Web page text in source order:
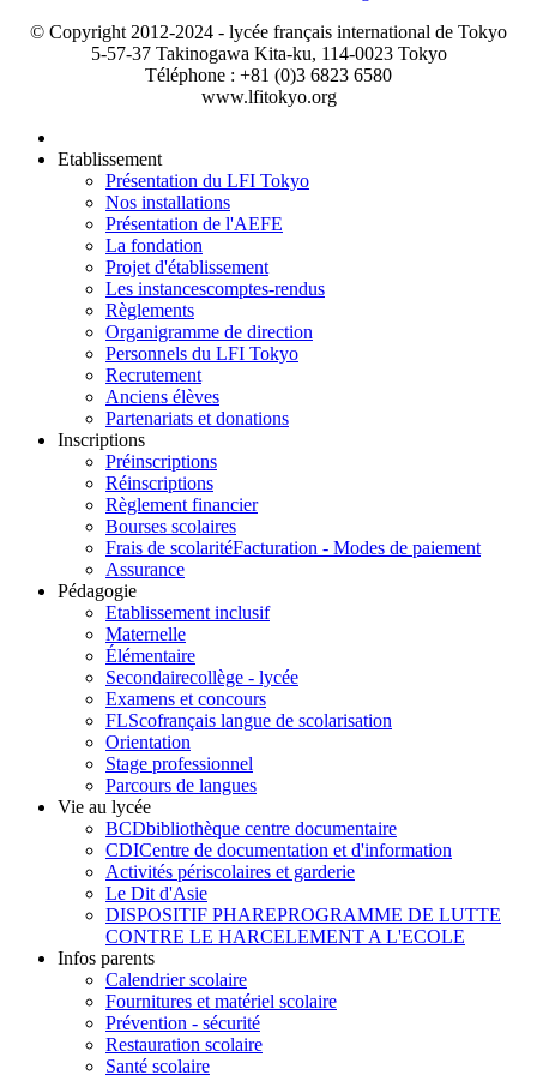
© Copyright 2012-2024 - lycée français international de Tokyo
5-57-37 Takinogawa Kita-ku, 114-0023 Tokyo
Téléphone : +81 (0)3 6823 6580
www.lfitokyo.org
Etablissement
Présentation du LFI Tokyo
Nos installations
Présentation de l'AEFE
La fondation
Projet d'établissement
Les instancescomptes-rendus
Règlements
Organigramme de direction
Personnels du LFI Tokyo
Recrutement
Anciens élèves
Partenariats et donations
Inscriptions
Préinscriptions
Réinscriptions
Règlement financier
Bourses scolaires
Frais de scolaritéFacturation - Modes de paiement
Assurance
Pédagogie
Etablissement inclusif
Maternelle
Élémentaire
Secondairecollège - lycée
Examens et concours
FLScofrançais langue de scolarisation
Orientation
Stage professionnel
Parcours de langues
Vie au lycée
BCDbibliothèque centre documentaire
CDICentre de documentation et d'information
Activités périscolaires et garderie
Le Dit d'Asie
DISPOSITIF PHAREPROGRAMME DE LUTTE
CONTRE LE HARCELEMENT A L'ECOLE
Infos parents
Calendrier scolaire
Fournitures et matériel scolaire
Prévention - sécurité
Restauration scolaire
Santé scolaire